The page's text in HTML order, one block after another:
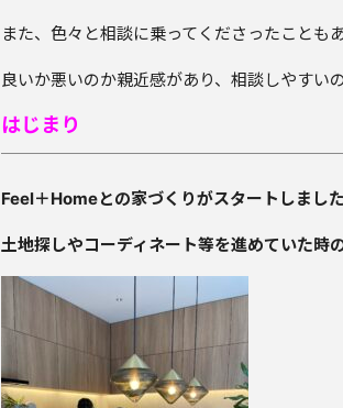
また、色々と相談に乗ってくださったことも
良いか悪いのか親近感があり、相談しやすい
はじまり
Feel＋Homeとの家づくりがスタートしました
土地探しやコーディネート等を進めていた時